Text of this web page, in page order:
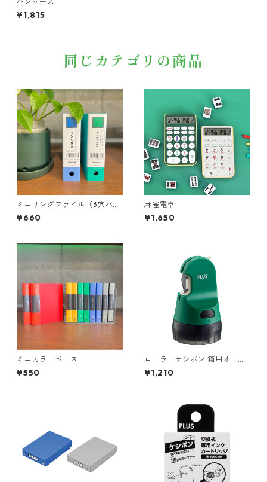
¥1,815
同じカテゴリの商品
ミニリングファイル（3穴バイ
ンダー）
¥660
麻雀電卓
¥1,650
ミニカラーベース
¥550
ローラーケシポン 箱用オープ
ナー
¥1,210